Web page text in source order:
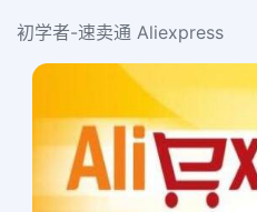
初学者-速卖通 Aliexpress